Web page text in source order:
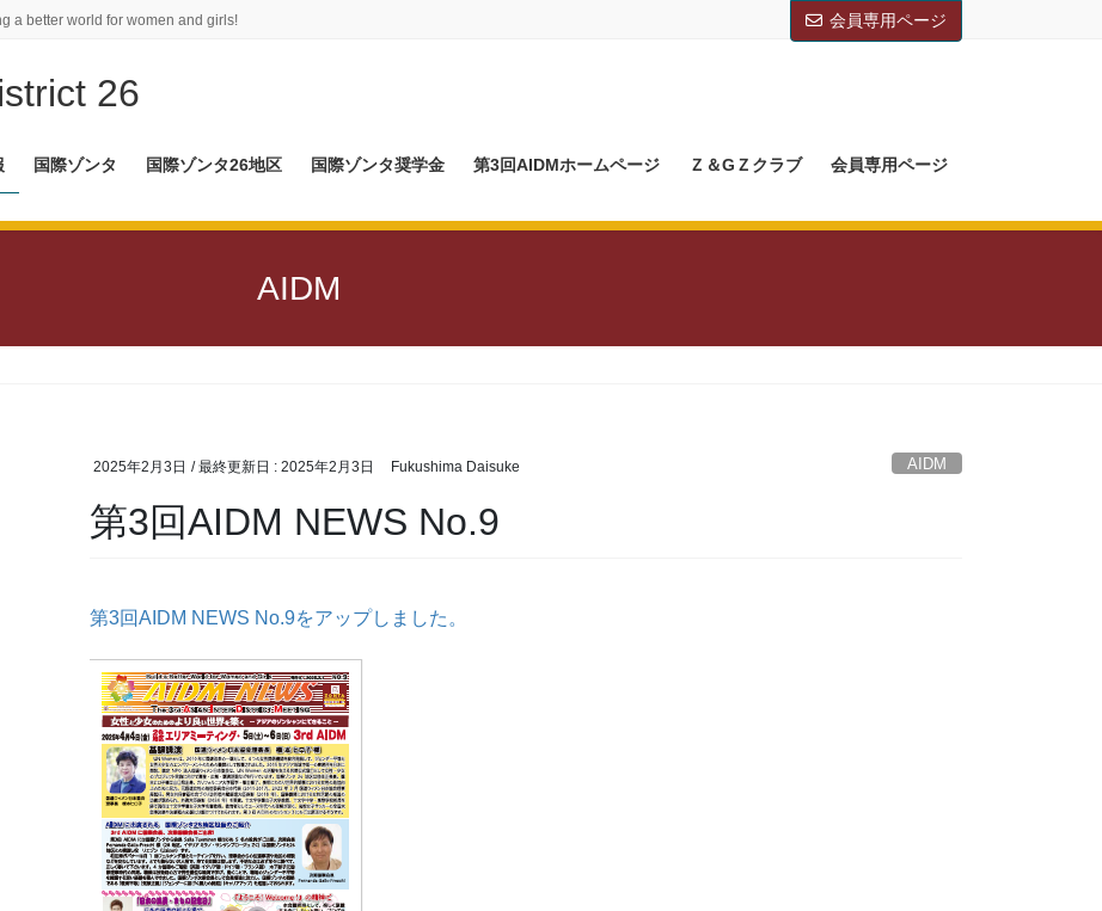
a better world for women and girls! 会員専用ページ
26
国際ゾンタ 国際ゾンタ26地区 国際ゾンタ奨学金 第3回AIDMホームページ Ｚ＆GＺクラブ 会員専用ページ
AIDM
2025年2月3日 / 最終更新日 : 2025年2月3日 Fukushima Daisuke AIDM
第3回AIDM NEWS No.9
第3回AIDM NEWS No.9をアップしました。